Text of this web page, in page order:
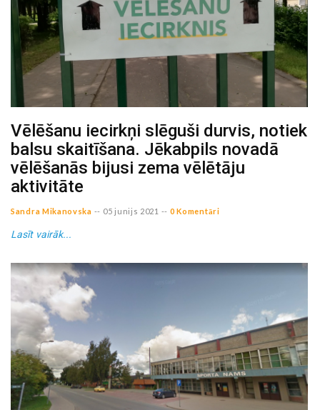
Vēlēšanu iecirkņi slēguši durvis, notiek
balsu skaitīšana. Jēkabpils novadā
vēlēšanās bijusi zema vēlētāju
aktivitāte
Sandra Mikanovska -- 05 junijs 2021 -- 0 Komentāri
Lasīt vairāk...